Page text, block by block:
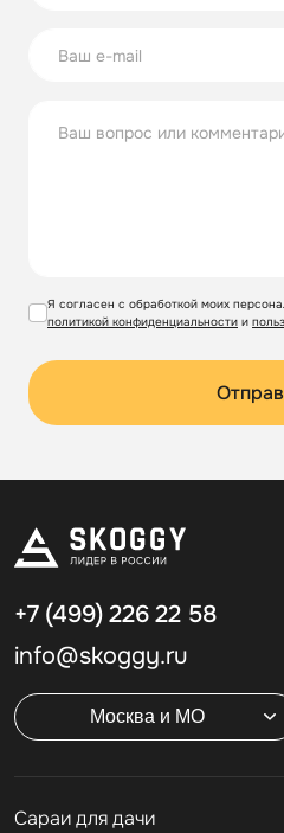
Я согласен с обработкой моих
политикой конфиденциальности и
+7 (499) 226 22 58
info@skoggy.ru
Москва и МО
Cараи для дачи